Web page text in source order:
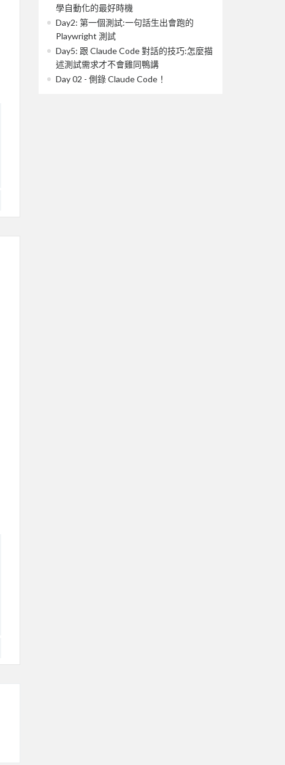
學自動化的最好時機
Day2: 第一個測試:一句話生出會跑的
Playwright 測試
Day5: 跟 Claude Code 對話的技巧:怎麼描
述測試需求才不會雞同鴨講
Day 02 - 側錄 Claude Code！